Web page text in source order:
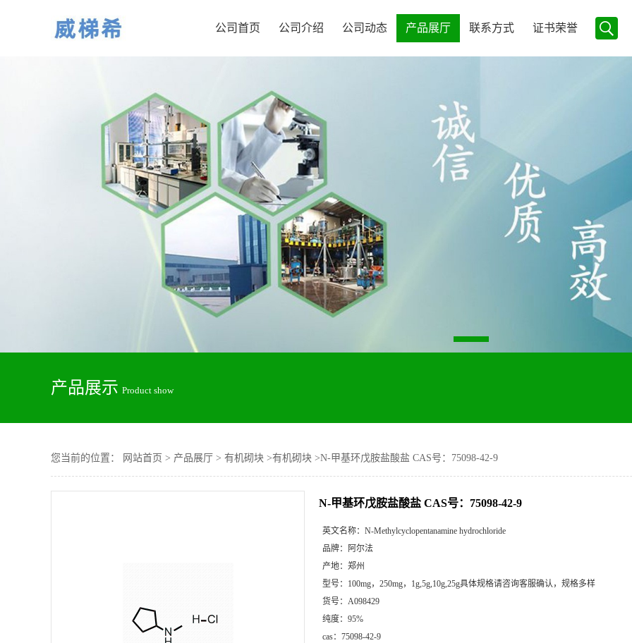
公司首页 公司介绍 公司动态 产品展厅 联系方式 证书荣誉
产品展示 Product show
您当前的位置： 网站首页 > 产品展厅 > 有机砌块 >有机砌块 >N-甲基环戊胺盐酸盐 CAS号：75098-42-9
N-甲基环戊胺盐酸盐 CAS号：75098-42-9
英文名称： N-Methylcyclopentanamine hydrochloride
品牌：
阿尔法
产地： 郑州
型号： 100mg，250mg，1g,5g,10g,25g具体规格请咨询客服确认，规格多样
货号： A098429
纯度： 95%
cas： 75098-42-9